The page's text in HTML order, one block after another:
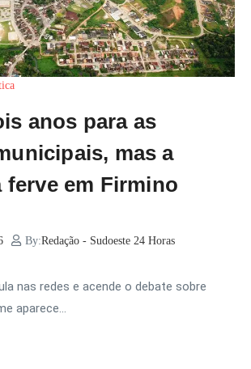
anos para as
mas a
em Firmino
By:Redação - Sudoeste 24 Horas
nas redes e acende o debate sobre
aparece…